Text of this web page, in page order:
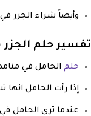
وأيضاً شراء الجزر
تفسير حلم
حلم الحامل في
إذا رأت الحامل
عندما ترى الحامل